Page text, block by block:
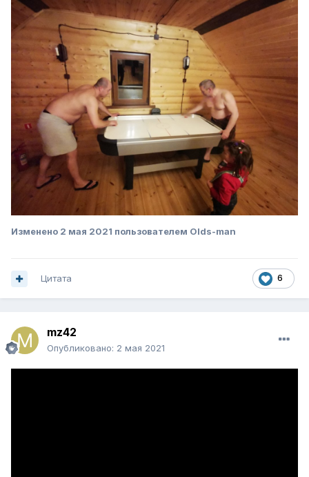
Изменено 2 мая 2021 пользователем Olds-man
6
Цитата
mz42
Опубликовано: 2 мая 2021